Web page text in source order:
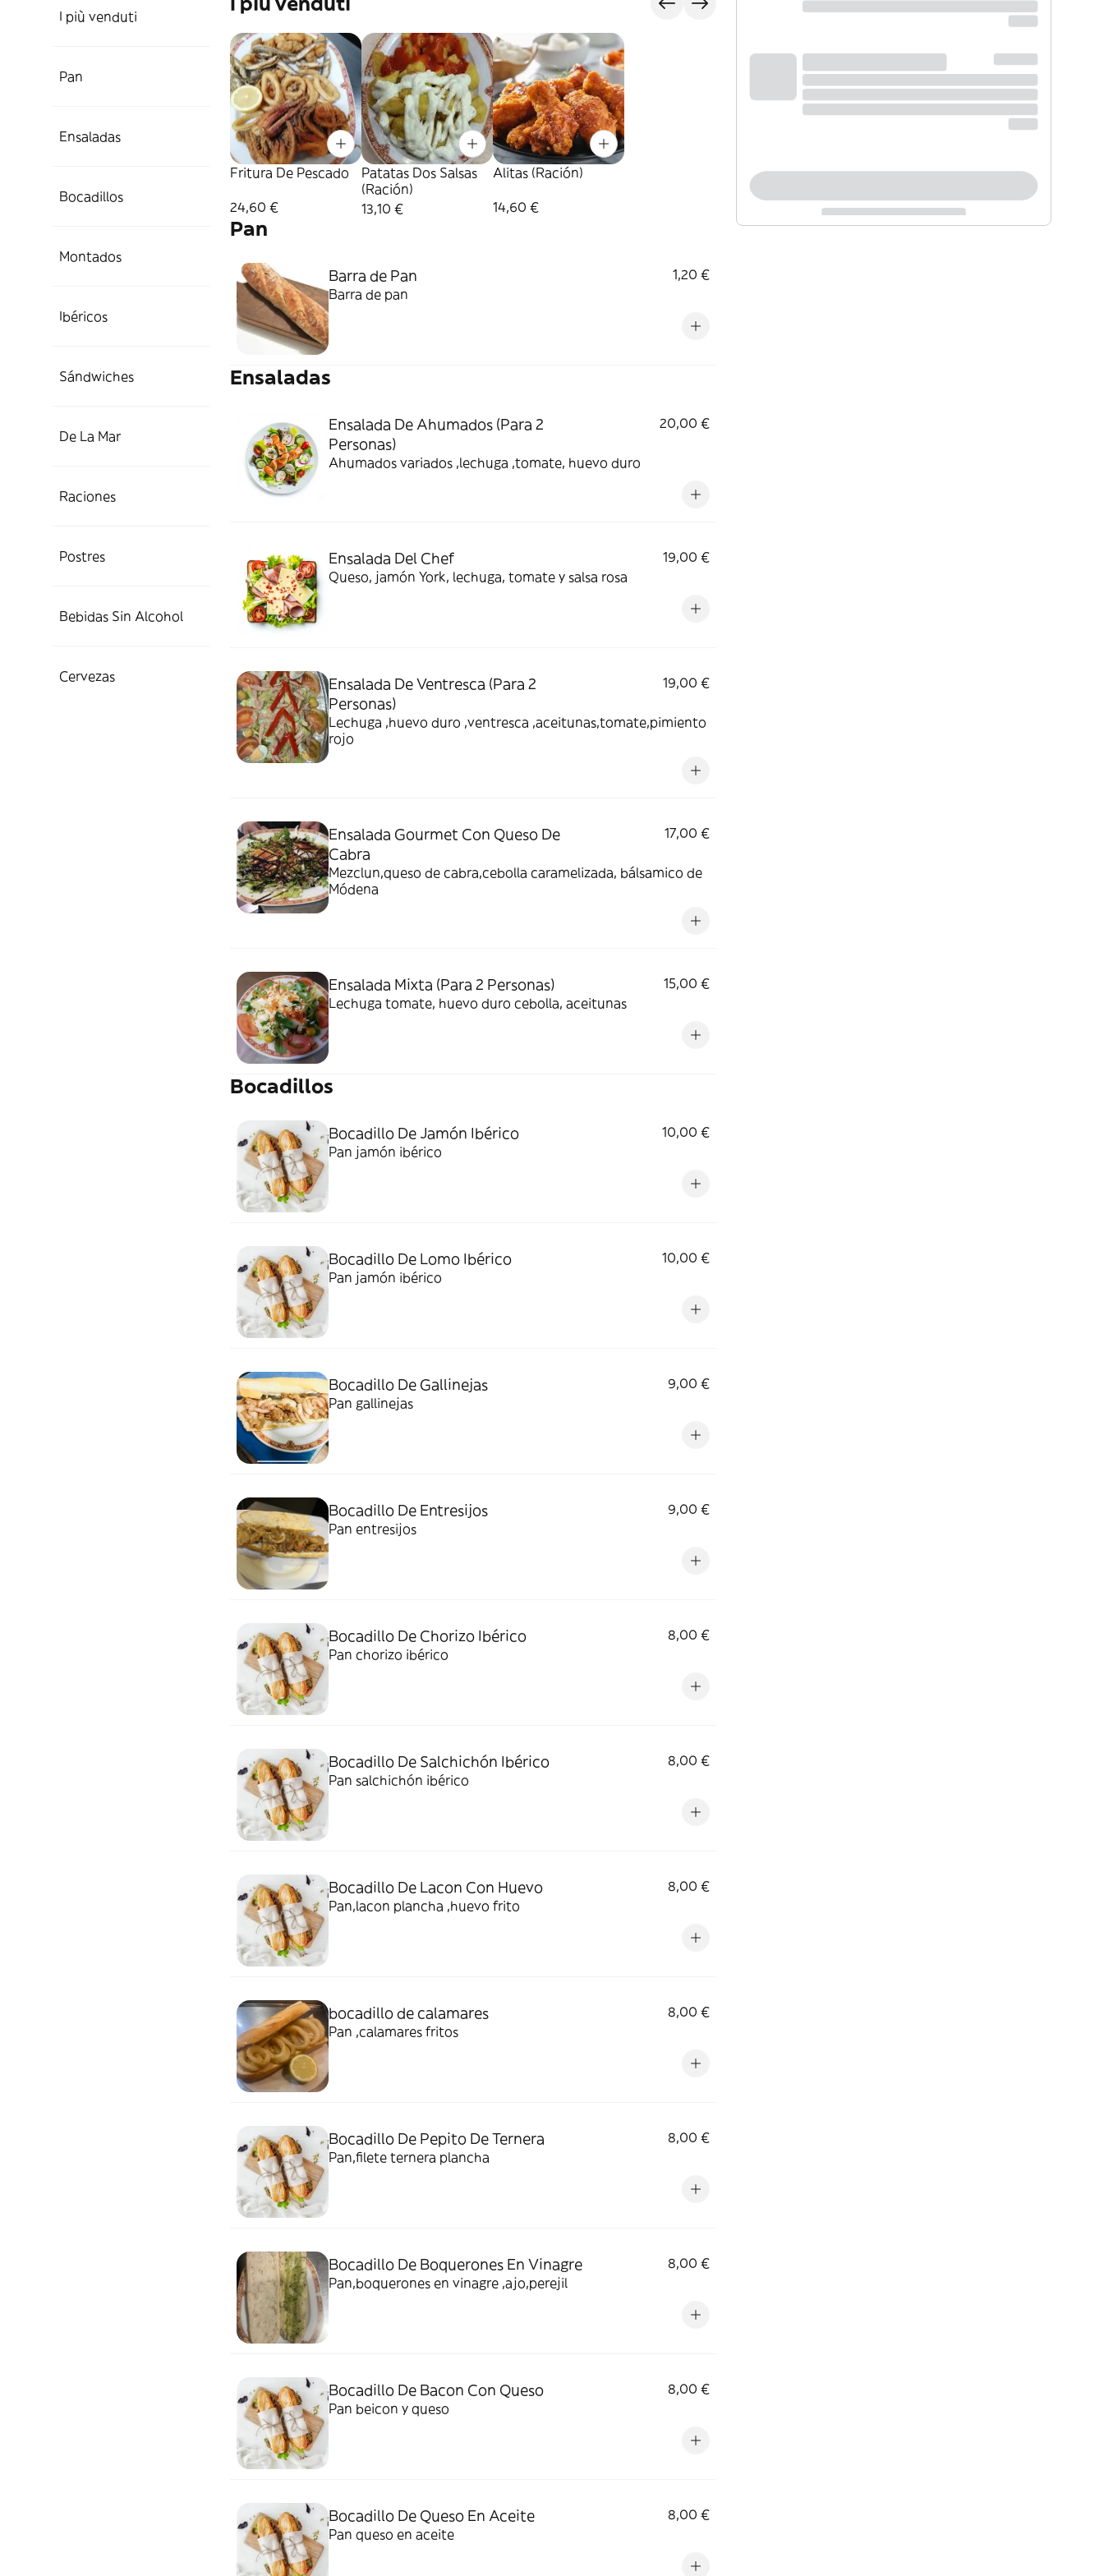
I più venduti
Pan
Ensaladas
Bocadillos
Montados
Ibéricos
Sándwiches
De La Mar
Raciones
Postres
Bebidas Sin Alcohol
Cervezas
Fritura De Pescado
24,60 €
Patatas Dos Salsas
(Ración)
13,10 €
Alitas (Ración)
14,60 €
Pan
Barra de Pan
1,20 €
Barra de pan
Ensaladas
Ensalada De Ahumados (Para 2
Personas)
20,00 €
Ahumados variados ,lechuga ,tomate, huevo duro
Ensalada Del Chef
19,00 €
Queso, jamón York, lechuga, tomate y salsa rosa
Ensalada De Ventresca (Para 2
Personas)
19,00 €
Lechuga ,huevo duro ,ventresca ,aceitunas,tomate,pimiento
rojo
Ensalada Gourmet Con Queso De
Cabra
17,00 €
Mezclun,queso de cabra,cebolla caramelizada, bálsamico de
Módena
Ensalada Mixta (Para 2 Personas)
15,00 €
Lechuga tomate, huevo duro cebolla, aceitunas
Bocadillos
Bocadillo De Jamón Ibérico
10,00 €
Pan jamón ibérico
Bocadillo De Lomo Ibérico
10,00 €
Pan jamón ibérico
Bocadillo De Gallinejas
9,00 €
Pan gallinejas
Bocadillo De Entresijos
9,00 €
Pan entresijos
Bocadillo De Chorizo Ibérico
8,00 €
Pan chorizo ibérico
Bocadillo De Salchichón Ibérico
8,00 €
Pan salchichón ibérico
Bocadillo De Lacon Con Huevo
8,00 €
Pan,lacon plancha ,huevo frito
bocadillo de calamares
8,00 €
Pan ,calamares fritos
Bocadillo De Pepito De Ternera
8,00 €
Pan,filete ternera plancha
Bocadillo De Boquerones En Vinagre
8,00 €
Pan,boquerones en vinagre ,ajo,perejil
Bocadillo De Bacon Con Queso
8,00 €
Pan beicon y queso
Bocadillo De Queso En Aceite
8,00 €
Pan queso en aceite